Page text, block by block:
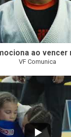
ao vencer
VF Comunica